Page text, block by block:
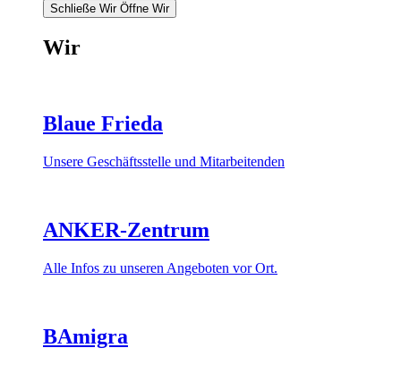
Schließe Wir Öffne Wir
Wir
Blaue Frieda
Unsere Geschäftsstelle und Mitarbeitenden
ANKER-Zentrum
Alle Infos zu unseren Angeboten vor Ort.
BAmigra